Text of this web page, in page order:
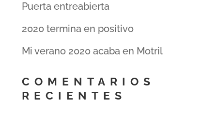
Puerta entreabierta
2020 termina en positivo
Mi verano 2020 acaba en Motril
COMENTARIOS
RECIENTES